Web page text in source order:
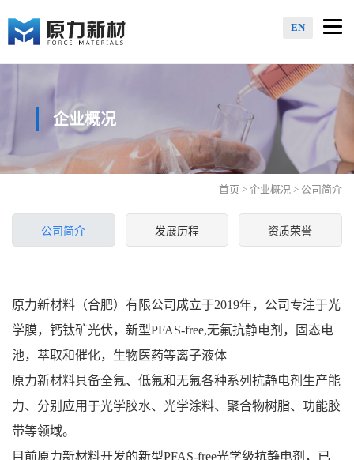
EN
企业概况
首页 > 企业概况 > 公司简介
公司简介 发展历程 资质荣誉
原力新材料（合肥）有限公司成立于2019年，公司专注于光
学膜，钙钛矿光伏，新型PFAS-free,无氟抗静电剂，固态电
池，萃取和催化，生物医药等离子液体
原力新材料具备全氟、低氟和无氟各种系列抗静电剂生产能
力、分别应用于光学胶水、光学涂料、聚合物树脂、功能胶
带等领域。
目前原力新材料开发的新型PFAS-free光学级抗静电剂，已